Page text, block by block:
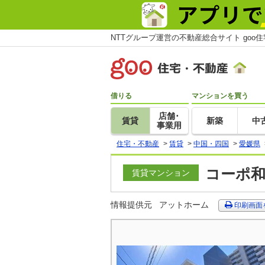
NTTグループ運営の不動産総合サイト goo
借りる
賃貸
店舗･
事業用
マンションを買う
新築 中
住宅・不動産 > 賃貸 > 中国・四国 > 愛媛県
賃貸マンション コーポ
情報提供元 アットホーム 印刷画面